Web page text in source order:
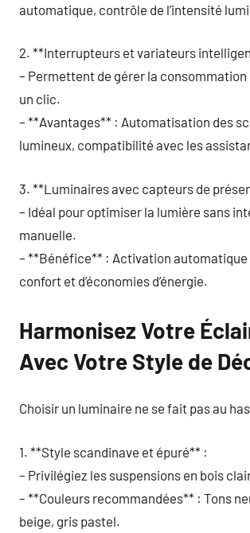
automatique, contrôle de l’intensité
2. **Interrupteurs et variateurs
– Permettent de gérer la
un clic.
– **Avantages** : Automatisation des
lumineux, compatibilité avec les
3. **Luminaires avec capteurs de
– Idéal pour optimiser la lumière sans
manuelle.
– **Bénéfice** : Activation automatique
confort et d’économies d’énergie.
Harmonisez Votre
Avec Votre Style de
Choisir un luminaire ne se fait pas au
1. **Style scandinave et épuré** :
– Privilégiez les suspensions en bois
– **Couleurs recommandées** : Tons
beige, gris pastel.